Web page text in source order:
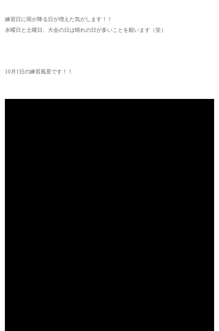
練習日に雨が降る日が増えた気がします！！
水曜日と土曜日、大会の日は晴れの日が多いことを願います（笑）
10月1日の練習風景です！！